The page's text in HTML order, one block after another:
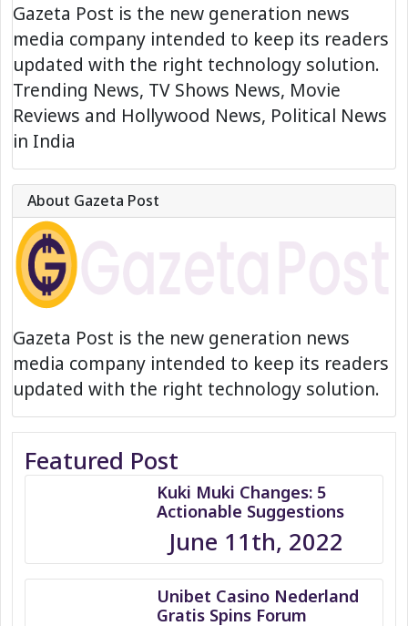
Gazeta Post is the new generation news
media company intended to keep its readers
updated with the right technology solution.
Trending News, TV Shows News, Movie
Reviews and Hollywood News, Political News
in India
About Gazeta Post
Gazeta Post is the new generation news
media company intended to keep its readers
updated with the right technology solution.
Featured Post
Kuki Muki Changes: 5
Actionable Suggestions
June 11th, 2022
Unibet Casino Nederland
Gratis Spins Forum